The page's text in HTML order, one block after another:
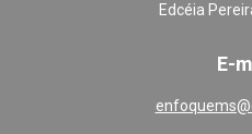
Edcéia
E-